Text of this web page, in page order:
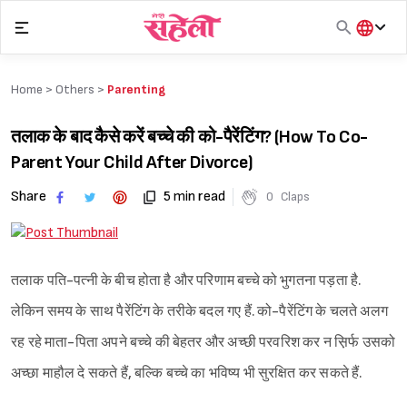
content
हिंदी
Home > Others > Parenting
तलाक के बाद कैसे करें बच्चे की को-पैरेंटिंग? (How To Co-
Parent Your Child After Divorce)
Share 5 min read 0 Claps
तलाक पति-पत्नी के बीच होता है और परिणाम बच्चे को भुगतना पड़ता है.
लेकिन समय के साथ पैरेंटिंग के तरीके बदल गए हैं. को-पैरेंटिंग के चलते अलग
रह रहे माता-पिता अपने बच्चे की बेहतर और अच्छी परवरिश कर न स़िर्फ उसको
अच्छा माहौल दे सकते हैं, बल्कि बच्चे का भविष्य भी सुरक्षित कर सकते हैं.